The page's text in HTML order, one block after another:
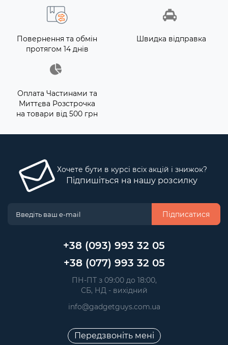
Повернення та обмін
протягом 14 днів
Швидка відправка
Оплата Частинами та
Миттєва Розстрочка
на товари від 500 грн
Хочете бути в курсі всіх акцій і знижок?
Підпишіться на нашу розсилку
Підписатися
+38 (093) 993 32 05
+38 (077) 993 32 05
ПН-ПТ з 09:00 до 18:00,
СБ, НД - вихідний
info@gadgetguys.com.ua
Передзвоніть мені